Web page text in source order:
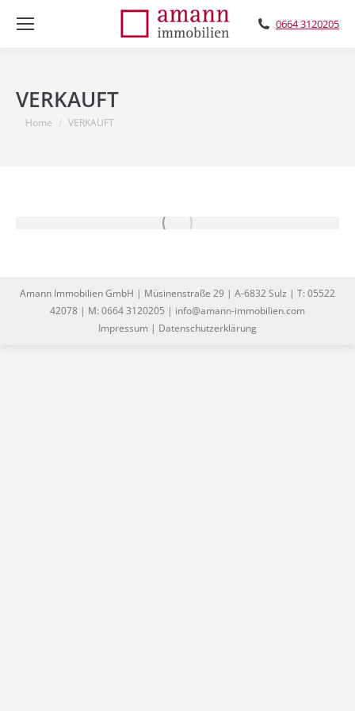
0664 3120205
VERKAUFT
You are here:
Home VERKAUFT
Amann Immobilien GmbH | Müsinenstraße 29 | A-6832 Sulz | T: 05522
42078 | M: 0664 3120205 | info@amann-immobilien.com
Impressum | Datenschutzerklärung